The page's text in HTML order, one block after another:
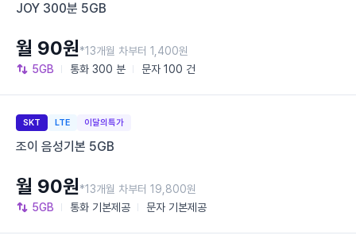
JOY 300분 5GB
5GB 통화 300 분 문자 100 건
월 90원*13개월 차부터 1,400원
SKT LTE 이달의특가
조이 음성기본 5GB
5GB 통화 기본제공 문자 기본제공
월 90원*13개월 차부터 19,800원